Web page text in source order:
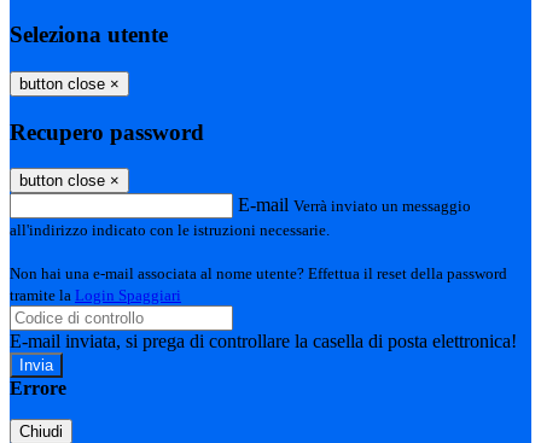
Seleziona utente
button close ×
Recupero password
button close ×
E-mail Verrà inviato un messaggio
all'indirizzo indicato con le istruzioni necessarie.
Non hai una e-mail associata al nome utente? Effettua il reset della password
tramite la Login Spaggiari
E-mail inviata, si prega di controllare la casella di posta elettronica!
Errore
Chiudi